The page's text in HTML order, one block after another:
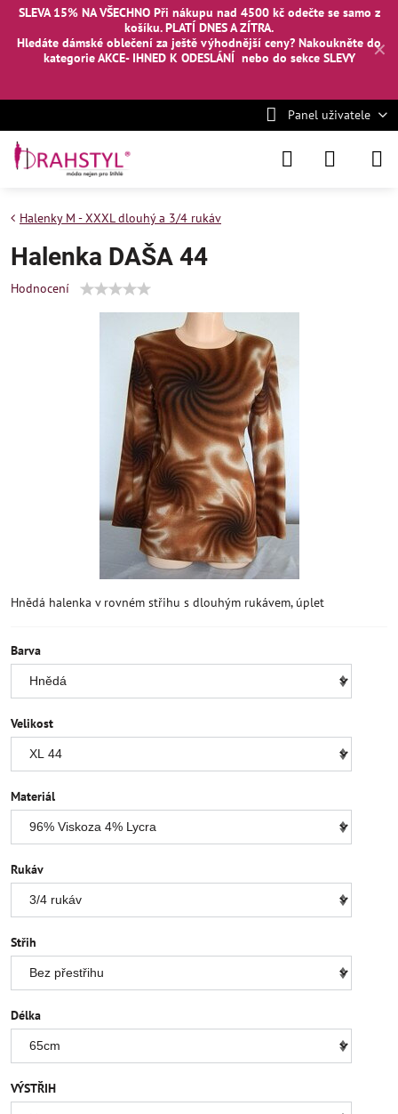
✕
SLEVA 15% NA VŠECHNO Při nákupu nad 4500 kč odečte se samo z
košíku. PLATÍ DNES A ZÍTRA.
Hledáte dámské oblečení za ještě výhodnější ceny? Nakoukněte do
kategorie AKCE- IHNED K ODESLÁNÍ nebo do sekce SLEVY
Panel uživatele
Halenky M - XXXL dlouhý a 3/4 rukáv
Halenka DAŠA 44
Hodnocení
Hnědá halenka v rovném střihu s dlouhým rukávem, úplet
Barva
Velikost
Materiál
Rukáv
Střih
Délka
VÝSTŘIH